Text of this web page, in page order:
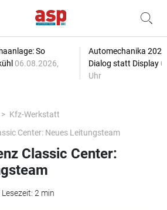
So
06.08.2026,
Automechanika
Dialog statt Display
Uhr
Kfz-Werkstatt
Center: Neues Leitungsteam
Classic Center:
2 min